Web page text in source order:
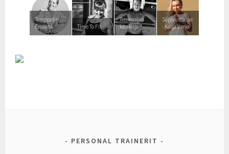
Temppelin
Emäntä
Time To Fit
Treenaajan
käsikirja
Sopivuusalue
- Katja Varjo
PERSONAL TRAINERIT